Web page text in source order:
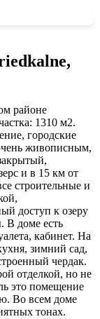
районе
1310 м2.
городские
живописным,
и в 15 км от
строительные и
доступ к озеру
В доме есть
кабинет. На
зимний сад,
чердак.
отделкой, но не
это помещение
Во всем доме
тонах.